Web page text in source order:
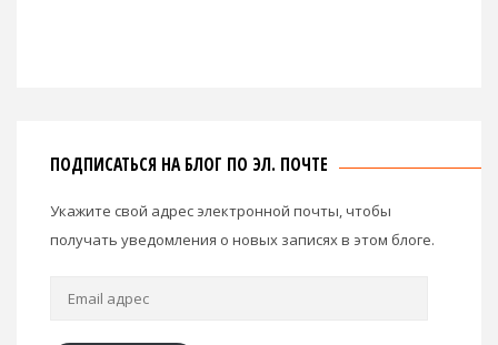
ПОДПИСАТЬСЯ НА БЛОГ ПО ЭЛ. ПОЧТЕ
Укажите свой адрес электронной почты, чтобы
получать уведомления о новых записях в этом блоге.
Email